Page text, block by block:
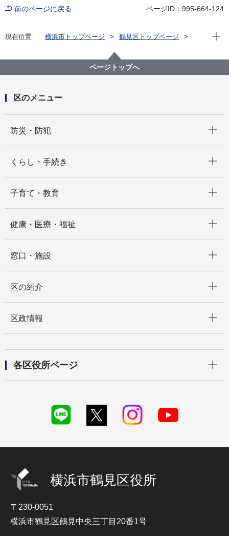
前のページに戻る ページID：995-664-124
現在位置 横浜市トップページ
鶴見区トップページ
元気な地域づくり
令和６年度 鶴見・まちづくりゼミナール
現在
ページトップへ
区のメニュー
防災・防犯
くらし・手続き
子育て・教育
健康・医療・福祉
窓口・施設
区の紹介
区政情報
各区役所ページ
横浜市鶴見区役所
〒230-0051
横浜市鶴見区鶴見中央三丁目20番1号